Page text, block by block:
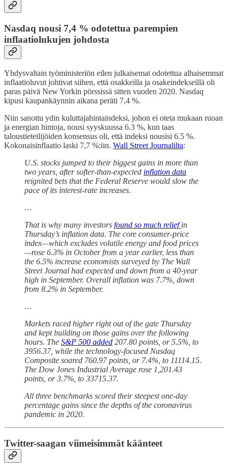
Nasdaq nousi 7,4 % odotettua parempien
inflaatiolukujen johdosta
Yhdysvaltain työministeriön eilen julkaisemat odotettua alhaisemmat
inflaatioluvut johtivat siihen, että osakkeilla ja osakeindekseillä oli
paras päivä New Yorkin pörssissä sitten vuoden 2020. Nasdaq
kipusi kaupankäynnin aikana peräti 7,4 %.
Niin sanottu ydin kuluttajahintaindeksi, johon ei oteta mukaan ruoan
ja energian hintoja, nousi syyskuussa 6.3 %, kun taas
taloustieteilijöiden konsensus oli, että indeksi nousisi 6.5 %.
Kokonaisinflaatio laski 7,7 %:iin. Wall Street Journalilta:
U.S. stocks jumped to their biggest gains in more than
two years, after softer-than-expected inflation data
reignited bets that the Federal Reserve would slow the
pace of its interest-rate increases.
…
That is why many investors found so much reliefin
Thursday’s inflation data. The core consumer-price
index—which excludes volatile energy and food prices
—rose 6.3% in October from a year earlier, less than
the 6.5% increase economists surveyed by The Wall
Street Journal had expected and down from a 40-year
high in September. Overall inflation was 7.7%, down
from 8.2% in September.
…
Markets raced higher right out of the gate Thursday
and kept building on those gains over the following
hours. The S&P 500 added 207.80 points, or 5.5%, to
3956.37, while the technology-focused Nasdaq
Composite soared 760.97 points, or 7.4%, to 11114.15.
The Dow Jones Industrial Average rose 1,201.43
points, or 3.7%, to 33715.37.
All three benchmarks scored their steepest one-day
percentage gains since the depths of the coronavirus
pandemic in 2020.
Twitter-saagan viimeisimmät käänteet